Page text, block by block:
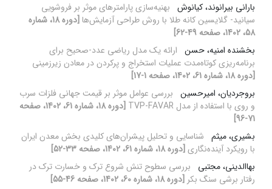
بارانی بیرانوند، کیانوش بهنیه‌سازی پارامترهای موثر بر فروشویی
سیانید- گلایسین کانه طلا با روش طراحی آزمایش‌ها
[دوره 18، شماره
58، 1402، صفحه 49-62]
بخشنده امنیه، حسن ارائه یک مدل ریاضی عدد-صحیح برای
برنامه‌ریزی کوتاه‌مدت عملیات استخراج و پرکردن در معادن زیرزمینی
[دوره 18، شماره 61، 1402، صفحه 1-17]
بروجردیان، امیرحسین بررسی عوامل موثر بر قیمت جهانی فلزات سرب
و روی با استفاده از مدل TVP-FAVAR
[دوره 18، شماره 61، 1402، صفحه
71-96]
بشیری، میثم شناسایی و تحلیل پیشران‌های کلیدی بخش معدن ایران
با رویکرد آینده‌نگاری [دوره 18، شماره 61، 1402، صفحه 33-52]
بهاالدینی، مجتبی
بررسی سطوح تنش شروع ترک و خسارت ترک در
رفتار برشی سنگ بکر [دوره 18، شماره 60، 1402، صفحه 46-55]